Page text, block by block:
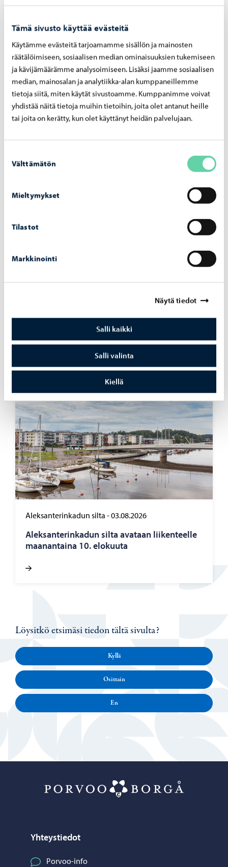
Tämä sivusto käyttää evästeitä
Käytämme evästeitä tarjoamamme sisällön ja mainosten
räätälöimiseen, sosiaalisen median ominaisuuksien tukemiseen
ja kävijämäärämme analysoimiseen. Lisäksi jaamme sosiaalisen
median, mainosalan ja analytiikka-alan kumppaneillemme
tietoja siitä, miten käytät sivustoamme. Kumppanimme voivat
yhdistää näitä tietoja muihin tietoihin, joita olet antanut heille
tai joita on kerätty, kun olet käyttänyt heidän palvelujaan.
valinta
Välttämätön
Mieltymykset
Tilastot
Markkinointi
Näytä tiedot
Salli kaikki
Salli valinta
Kiellä
Asuminen ja ympäristö-05.08.2026
Hu­le­ve­si­mak­su­jen las­ku­tus alkaa syys­kuus­sa
– mak­su­pe­rus­tei­ta on uu­dis­tet­tu vuo­del­le
2026
vis­te­taan hait­ta­si­vus­to­jen la­taa­mi­sen es­tä­
Aleksanterinkadun silta -03.08.2026
Alek­san­te­rin­ka­dun silta ava­taan lii­ken­teel­le
maa­nan­tai­na 10. elo­kuu­ta
Löysitkö etsimäsi tiedon tältä sivulta?
Kyllä
Osittain
En
Yhteystiedot
Porvoo-info